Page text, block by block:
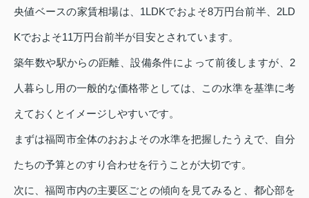
央値ベースの家賃相場は、1LDKでおよそ8万円台前半、2LD
Kでおよそ11万円台前半が目安とされています。
築年数や駅からの距離、設備条件によって前後しますが、2
人暮らし用の一般的な価格帯としては、この水準を基準に考
えておくとイメージしやすいです。
まずは福岡市全体のおおよその水準を把握したうえで、自分
たちの予算とのすり合わせを行うことが大切です。
次に、福岡市内の主要区ごとの傾向を見てみると、都心部を